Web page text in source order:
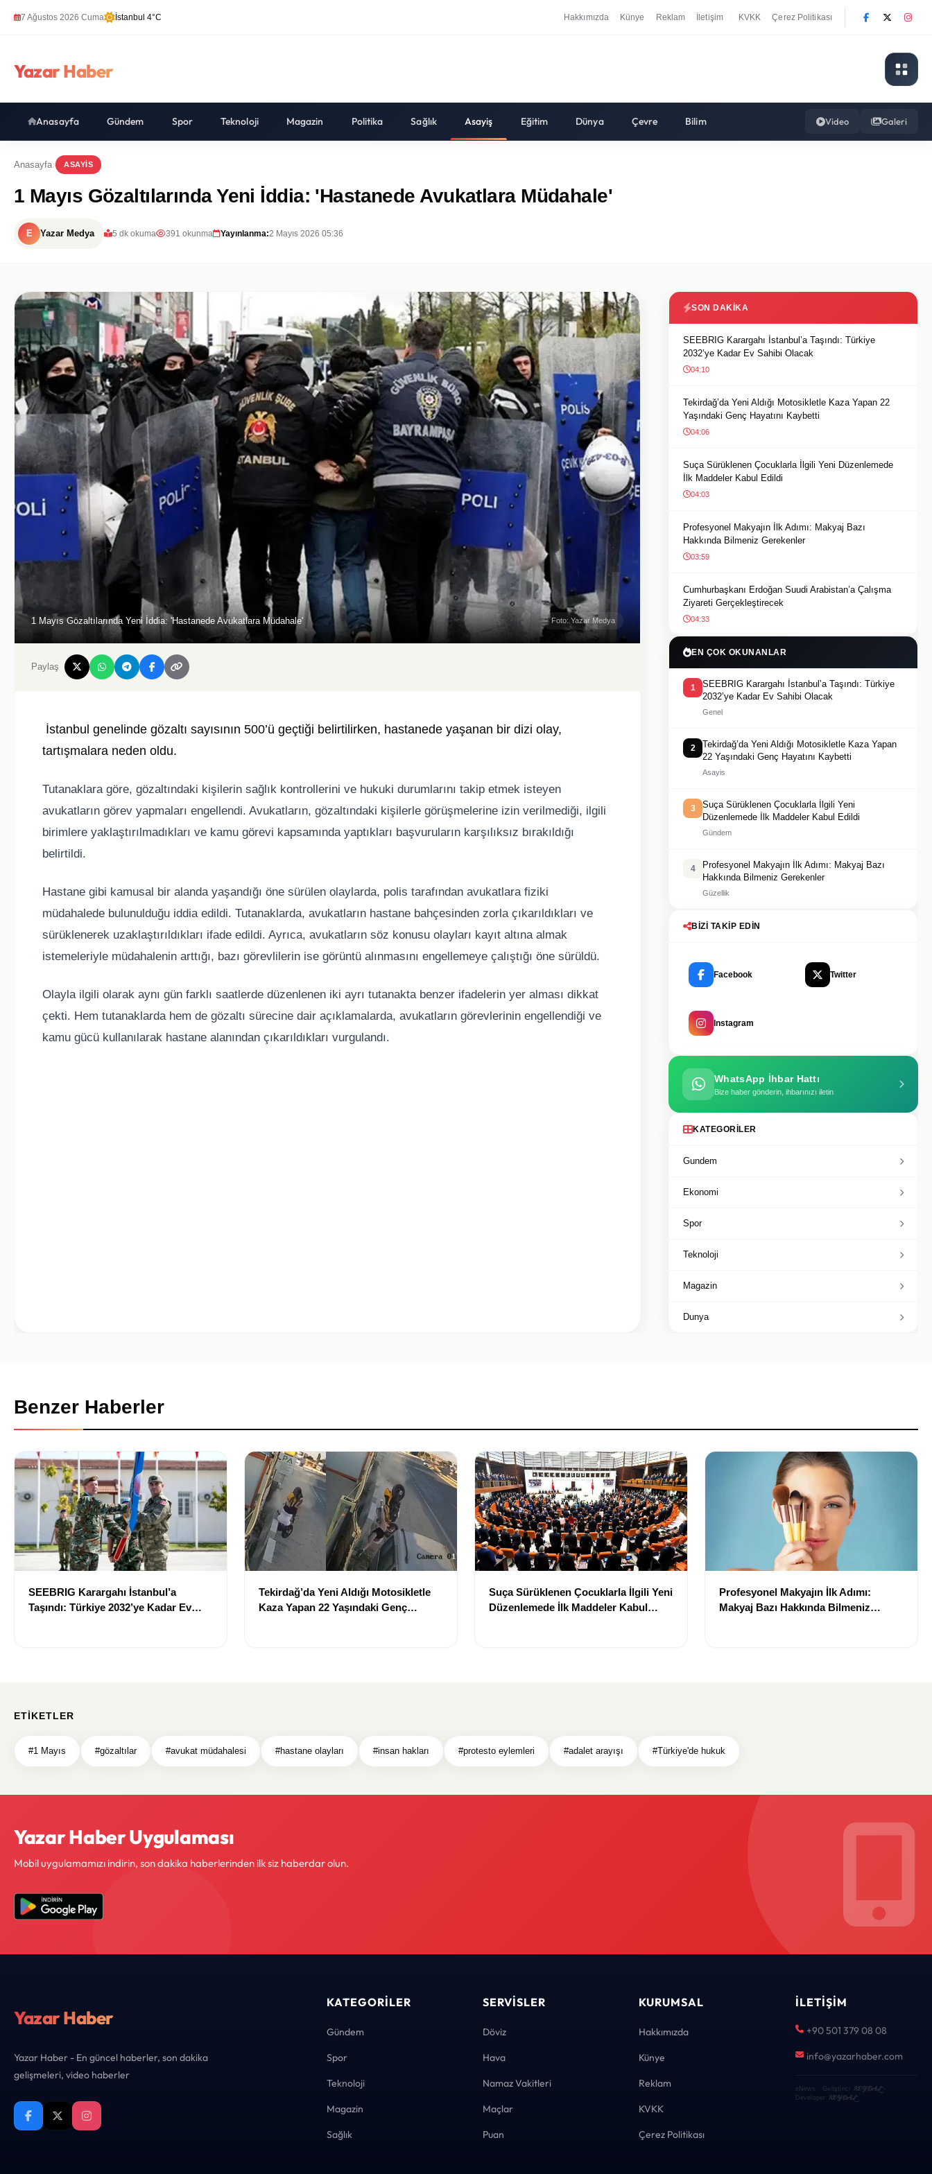
7 Ağustos 2026 Cuma İstanbul 4°C Hakkımızda Künye Reklam İletişim KVKK Çerez Politikası
Yazar Haber
Anasayfa Gündem Spor Teknoloji Magazin Politika Sağlık Asayiş Eğitim Dünya Çevre Bilim Video Galeri
Anasayfa ASAYIS
1 Mayıs Gözaltılarında Yeni İddia: 'Hastanede Avukatlara Müdahale'
E Yazar Medya 5 dk okuma 391 okunma Yayınlanma:2 Mayıs 2026 05:36
1 Mayıs Gözaltılarında Yeni İddia: 'Hastanede Avukatlara Müdahale' Foto: Yazar Medya
Paylaş
İstanbul genelinde gözaltı sayısının 500’ü geçtiği belirtilirken, hastanede yaşanan bir dizi olay,
tartışmalara neden oldu.
Tutanaklara göre, gözaltındaki kişilerin sağlık kontrollerini ve hukuki durumlarını takip etmek isteyen
avukatların görev yapmaları engellendi. Avukatların, gözaltındaki kişilerle görüşmelerine izin verilmediği, ilgili
birimlere yaklaştırılmadıkları ve kamu görevi kapsamında yaptıkları başvuruların karşılıksız bırakıldığı
belirtildi.
Hastane gibi kamusal bir alanda yaşandığı öne sürülen olaylarda, polis tarafından avukatlara fiziki
müdahalede bulunulduğu iddia edildi. Tutanaklarda, avukatların hastane bahçesinden zorla çıkarıldıkları ve
sürüklenerek uzaklaştırıldıkları ifade edildi. Ayrıca, avukatların söz konusu olayları kayıt altına almak
istemeleriyle müdahalenin arttığı, bazı görevlilerin ise görüntü alınmasını engellemeye çalıştığı öne sürüldü.
Olayla ilgili olarak aynı gün farklı saatlerde düzenlenen iki ayrı tutanakta benzer ifadelerin yer alması dikkat
çekti. Hem tutanaklarda hem de gözaltı sürecine dair açıklamalarda, avukatların görevlerinin engellendiği ve
kamu gücü kullanılarak hastane alanından çıkarıldıkları vurgulandı.
SON DAKIKA
SEEBRIG Karargahı İstanbul’a Taşındı: Türkiye
2032’ye Kadar Ev Sahibi Olacak
04:10
Tekirdağ’da Yeni Aldığı Motosikletle Kaza Yapan 22
Yaşındaki Genç Hayatını Kaybetti
04:06
Suça Sürüklenen Çocuklarla İlgili Yeni Düzenlemede
İlk Maddeler Kabul Edildi
04:03
Profesyonel Makyajın İlk Adımı: Makyaj Bazı
Hakkında Bilmeniz Gerekenler
03:59
Cumhurbaşkanı Erdoğan Suudi Arabistan’a Çalışma
Ziyareti Gerçekleştirecek
04:33
EN ÇOK OKUNANLAR
1
SEEBRIG Karargahı İstanbul’a Taşındı: Türkiye
2032’ye Kadar Ev Sahibi Olacak
Genel
2
Tekirdağ’da Yeni Aldığı Motosikletle Kaza Yapan
22 Yaşındaki Genç Hayatını Kaybetti
Asayis
3
Suça Sürüklenen Çocuklarla İlgili Yeni
Düzenlemede İlk Maddeler Kabul Edildi
Gündem
4
Profesyonel Makyajın İlk Adımı: Makyaj Bazı
Hakkında Bilmeniz Gerekenler
Güzellik
BIZI TAKIP EDIN
Facebook Twitter
Instagram
WhatsApp İhbar Hattı
Bize haber gönderin, ihbarınızı iletin
KATEGORILER
Gundem
Ekonomi
Spor
Teknoloji
Magazin
Dunya
Benzer Haberler
SEEBRIG Karargahı İstanbul’a
Taşındı: Türkiye 2032’ye Kadar Ev
Tekirdağ’da Yeni Aldığı Motosikletle
Kaza Yapan 22 Yaşındaki Genç
Suça Sürüklenen Çocuklarla İlgili Yeni
Düzenlemede İlk Maddeler Kabul
Profesyonel Makyajın İlk Adımı:
Makyaj Bazı Hakkında Bilmeniz
ETIKETLER
#1 Mayıs #gözaltılar #avukat müdahalesi #hastane olayları #insan hakları #protesto eylemleri #adalet arayışı #Türkiye'de hukuk
Yazar Haber Uygulaması
Mobil uygulamamızı indirin, son dakika haberlerinden ilk siz haberdar olun.
Yazar Haber
Yazar Haber - En güncel haberler, son dakika
gelişmeleri, video haberler
KATEGORILER
Gündem
Spor
Teknoloji
Magazin
Sağlık
SERVISLER
Döviz
Hava
Namaz Vakitleri
Maçlar
Puan
KURUMSAL
Hakkımızda
Künye
Reklam
KVKK
Çerez Politikası
İLETIŞIM
+90 501 379 08 08
info@yazarhaber.com
eNews · Geliştirici KEYDAL·
Developer KEYDAL